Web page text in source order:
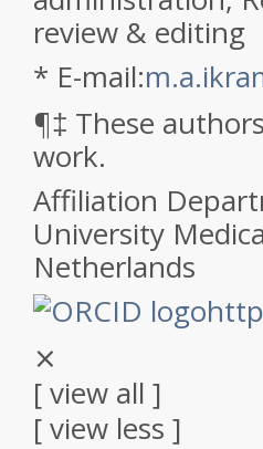
review & editing
* E-mail:
¶‡ These
work.
Affiliation
University
Netherlands
⨯
[ view all ]
[ view less ]